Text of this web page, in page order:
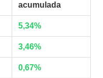
acumulada
5,34%
3,46%
0,67%